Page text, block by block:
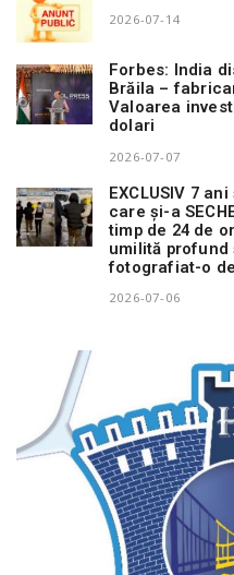
2026-07-14
Forbes: India
Brăila –
Valoarea
dolari
2026-07-07
EXCLUSIV 7
care și-a
timp de 24 de
umilită profund
fotografiat-o
2026-07-06